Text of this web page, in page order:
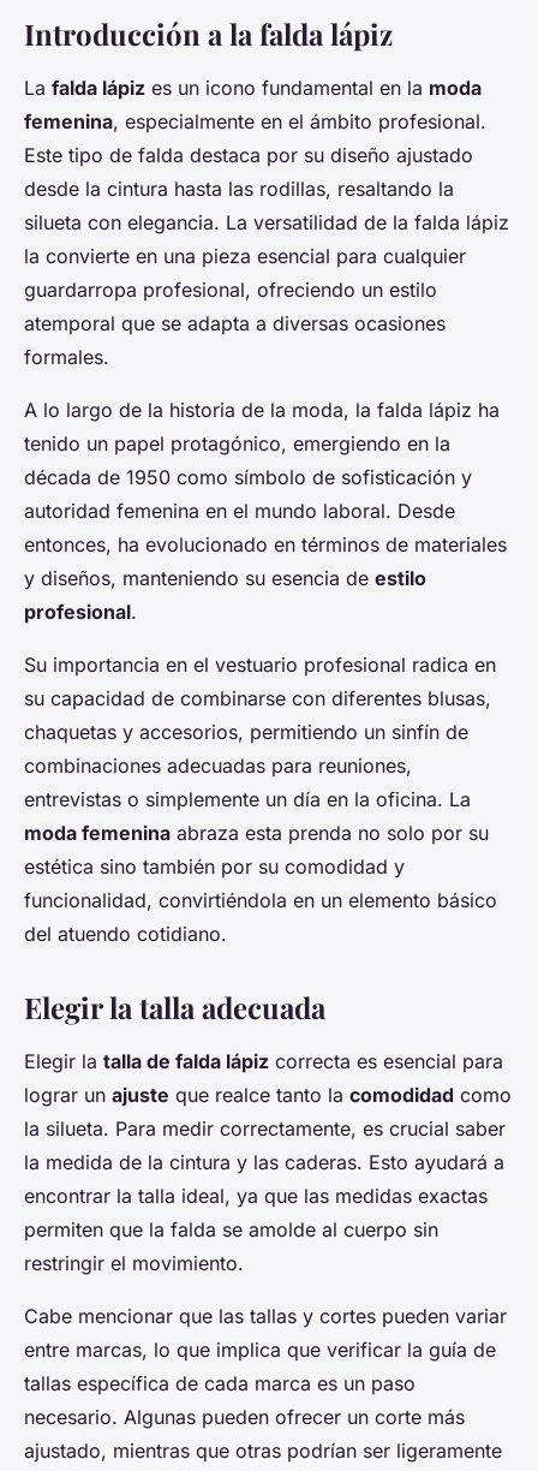
Introducción a la falda lápiz
La falda lápiz es un icono fundamental en la moda
femenina, especialmente en el ámbito profesional.
Este tipo de falda destaca por su diseño ajustado
desde la cintura hasta las rodillas, resaltando la
silueta con elegancia. La versatilidad de la falda lápiz
la convierte en una pieza esencial para cualquier
guardarropa profesional, ofreciendo un estilo
atemporal que se adapta a diversas ocasiones
formales.
A lo largo de la historia de la moda, la falda lápiz ha
tenido un papel protagónico, emergiendo en la
década de 1950 como símbolo de sofisticación y
autoridad femenina en el mundo laboral. Desde
entonces, ha evolucionado en términos de materiales
y diseños, manteniendo su esencia de estilo
profesional.
Su importancia en el vestuario profesional radica en
su capacidad de combinarse con diferentes blusas,
chaquetas y accesorios, permitiendo un sinfín de
combinaciones adecuadas para reuniones,
entrevistas o simplemente un día en la oficina. La
moda femenina abraza esta prenda no solo por su
estética sino también por su comodidad y
funcionalidad, convirtiéndola en un elemento básico
del atuendo cotidiano.
Elegir la talla adecuada
Elegir la talla de falda lápiz correcta es esencial para
lograr un ajuste que realce tanto la comodidad como
la silueta. Para medir correctamente, es crucial saber
la medida de la cintura y las caderas. Esto ayudará a
encontrar la talla ideal, ya que las medidas exactas
permiten que la falda se amolde al cuerpo sin
restringir el movimiento.
Cabe mencionar que las tallas y cortes pueden variar
entre marcas, lo que implica que verificar la guía de
tallas específica de cada marca es un paso
necesario. Algunas pueden ofrecer un corte más
ajustado, mientras que otras podrían ser ligeramente